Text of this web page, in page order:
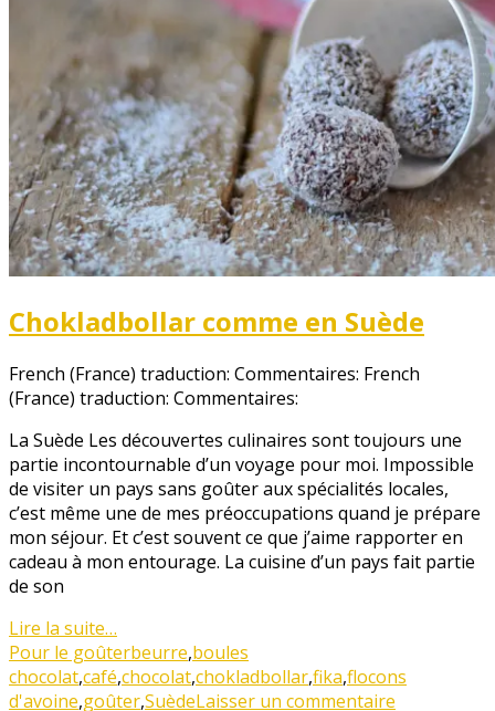
Chokladbollar comme en Suède
French (France) traduction: Commentaires: French
(France) traduction: Commentaires:
La Suède Les découvertes culinaires sont toujours une
partie incontournable d’un voyage pour moi. Impossible
de visiter un pays sans goûter aux spécialités locales,
c’est même une de mes préoccupations quand je prépare
mon séjour. Et c’est souvent ce que j’aime rapporter en
cadeau à mon entourage. La cuisine d’un pays fait partie
de son
Lire la suite…
Pour le goûterbeurre,boules
chocolat,café,chocolat,chokladbollar,fika,flocons
d'avoine,goûter,SuèdeLaisser un commentaire